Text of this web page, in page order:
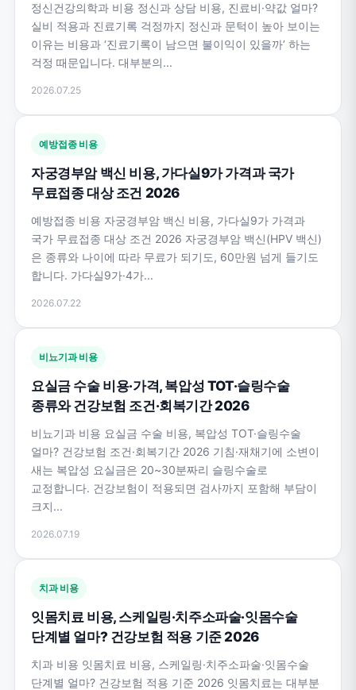
정신건강의학과 비용 정신과 상담 비용, 진료비·약값 얼마?
실비 적용과 진료기록 걱정까지 정신과 문턱이 높아 보이는
이유는 비용과 ‘진료기록이 남으면 불이익이 있을까’ 하는
걱정 때문입니다. 대부분의...
2026.07.25
예방접종 비용
자궁경부암 백신 비용, 가다실9가 가격과 국가
무료접종 대상 조건 2026
예방접종 비용 자궁경부암 백신 비용, 가다실9가 가격과
국가 무료접종 대상 조건 2026 자궁경부암 백신(HPV 백신)
은 종류와 나이에 따라 무료가 되기도, 60만원 넘게 들기도
합니다. 가다실9가·4가...
2026.07.22
비뇨기과 비용
요실금 수술 비용·가격, 복압성 TOT·슬링수술
종류와 건강보험 조건·회복기간 2026
비뇨기과 비용 요실금 수술 비용, 복압성 TOT·슬링수술
얼마? 건강보험 조건·회복기간 2026 기침·재채기에 소변이
새는 복압성 요실금은 20~30분짜리 슬링수술로
교정합니다. 건강보험이 적용되면 검사까지 포함해 부담이
크지...
2026.07.19
치과 비용
잇몸치료 비용, 스케일링·치주소파술·잇몸수술
단계별 얼마? 건강보험 적용 기준 2026
치과 비용 잇몸치료 비용, 스케일링·치주소파술·잇몸수술
단계별 얼마? 건강보험 적용 기준 2026 잇몸치료는 대부분